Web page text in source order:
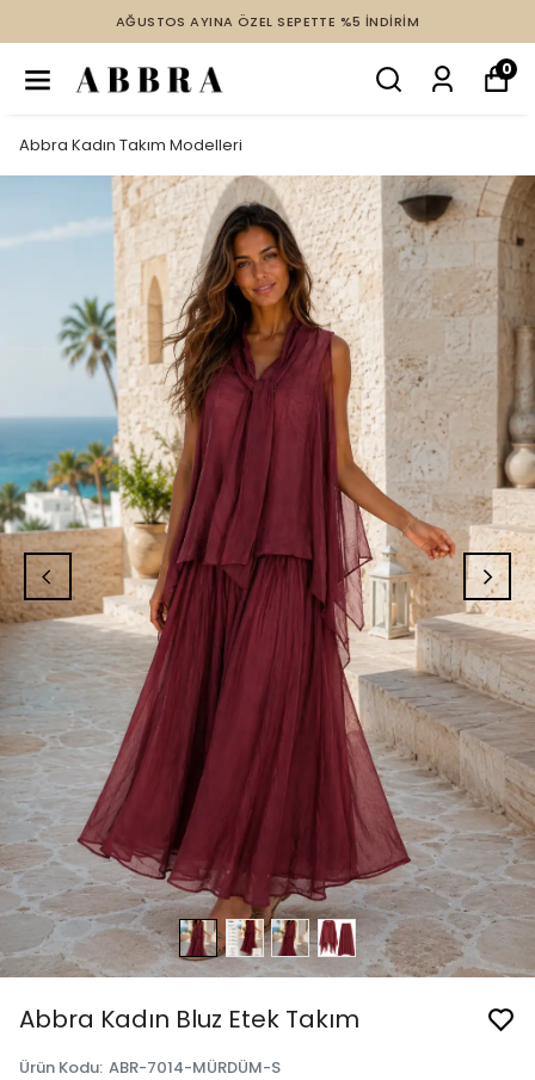
AĞUSTOS AYINA ÖZEL SEPETTE %5 İNDİRİM
0
Abbra Kadın Takım Modelleri
Abbra Kadın Bluz Etek Takım
Ürün Kodu: ABR-7014-MÜRDÜM-S